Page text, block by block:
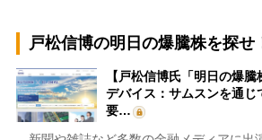
戸松信博の明日の爆騰株を探せ
【戸松信博氏「明日の爆
デバイス：サムスンを通じ
要…